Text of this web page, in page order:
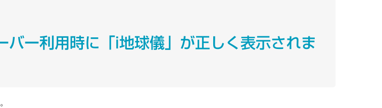
バー利用時に「i地球儀」が正しく表示されま